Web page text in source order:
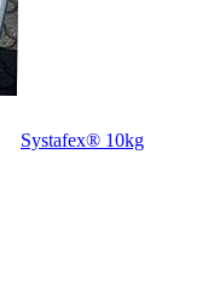
Systafex® 10kg